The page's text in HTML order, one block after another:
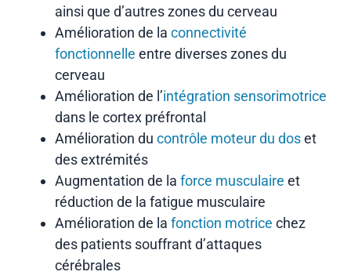
ainsi que d’autres zones du cerveau
Amélioration de la connectivité
fonctionnelle entre diverses zones du
cerveau
Amélioration de l’intégration sensorimotrice
dans le cortex préfrontal
Amélioration du contrôle moteur du doset
des extrémités
Augmentation de la force musculaire et
réduction de la fatigue musculaire
Amélioration de la fonction motrice chez
des patients souffrant d’attaques
cérébrales